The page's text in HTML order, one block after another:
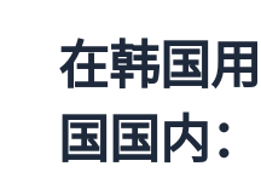
在韩国
国国内